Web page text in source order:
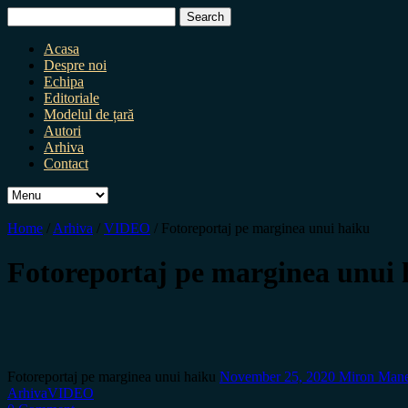
for:
Acasa
Despre noi
Echipa
Editoriale
Modelul de țară
Autori
Arhiva
Contact
Home / Arhiva / VIDEO / Fotoreportaj pe marginea unui haiku
Fotoreportaj pe marginea unui
Fotoreportaj pe marginea unui haiku November 25, 2020 Miron
ArhivaVIDEO